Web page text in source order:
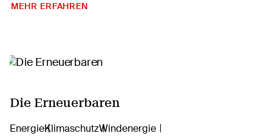
MEHR ERFAHREN
Die Erneuerbaren
EnergieKlimaschutzWindenergie